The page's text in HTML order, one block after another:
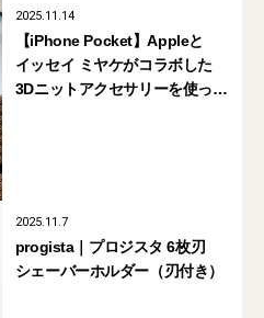
2025.11.14
【iPhone Pocket】Appleと
イッセイ ミヤケがコラボした
3Dニットアクセサリーを使って
2025.11.7
progista｜プロジスタ 6枚刃
シェーバーホルダー（刃付き）